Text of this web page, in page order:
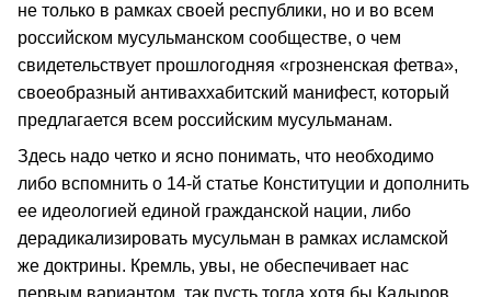
не только в рамках своей республики, но и во всем
российском мусульманском сообществе, о чем
свидетельствует прошлогодняя «грозненская фетва»,
своеобразный антиваххабитский манифест, который
предлагается всем российским мусульманам.
Здесь надо четко и ясно понимать, что необходимо
либо вспомнить о 14-й статье Конституции и дополнить
ее идеологией единой гражданской нации, либо
дерадикализировать мусульман в рамках исламской
же доктрины. Кремль, увы, не обеспечивает нас